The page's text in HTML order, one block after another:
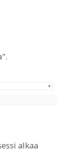
alkaa